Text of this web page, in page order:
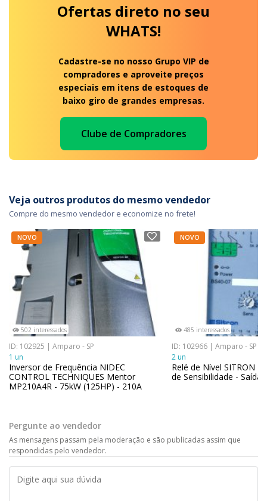
Ofertas direto no seu
WHATS!
Cadastre-se no nosso Grupo VIP de
compradores e aproveite preços
especiais em itens de estoques de
baixo giro de grandes empresas.
Clube de Compradores
Veja outros produtos do mesmo vendedor
Compre do mesmo vendedor e economize no frete!
NOVO
502 interessados
ID: 102925 | Amparo - SP
1 un
Inversor de Frequência NIDEC
CONTROL TECHNIQUES Mentor
MP210A4R - 75kW (125HP) - 210A
NOVO
485 interessados
ID: 102966 | Amparo - SP
2 un
Relé de Nível SITRON
de Sensibilidade - Saída
Pergunte ao vendedor
As mensagens passam pela moderação e são publicadas assim que
respondidas pelo vendedor.